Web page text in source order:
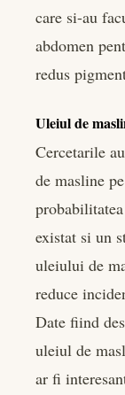
care si-au
abdomen
redus
Uleiul de
Cercetarile
de masline
existat si un
uleiului de
reduce
Date fiind
uleiul de
ar fi